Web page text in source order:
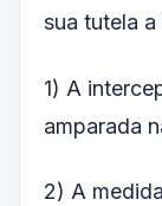
sua tutela
1) A
amparada
2) A